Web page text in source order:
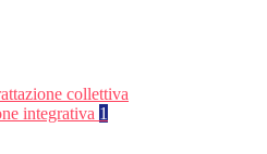
collettiva
integrativa 1